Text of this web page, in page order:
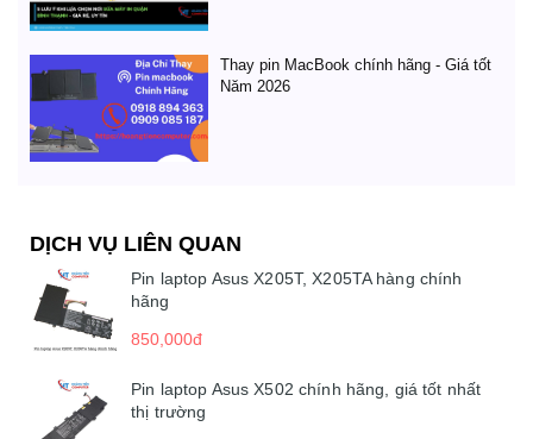
Thay pin MacBook chính hãng - Giá tốt
Năm 2026
DỊCH VỤ LIÊN QUAN
Pin laptop Asus X205T, X205TA hàng chính
hãng
850,000đ
Pin laptop Asus X502 chính hãng, giá tốt nhất
thị trường